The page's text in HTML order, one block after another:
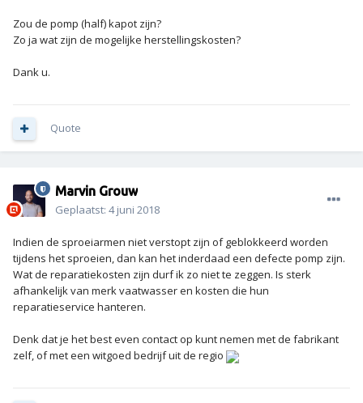
Zou de pomp (half) kapot zijn?
Zo ja wat zijn de mogelijke herstellingskosten?
Dank u.
Quote
Marvin Grouw
Geplaatst: 4 juni 2018
Indien de sproeiarmen niet verstopt zijn of geblokkeerd worden
tijdens het sproeien, dan kan het inderdaad een defecte pomp zijn.
Wat de reparatiekosten zijn durf ik zo niet te zeggen. Is sterk
afhankelijk van merk vaatwasser en kosten die hun
reparatieservice hanteren.
Denk dat je het best even contact op kunt nemen met de fabrikant
zelf, of met een witgoed bedrijf uit de regio